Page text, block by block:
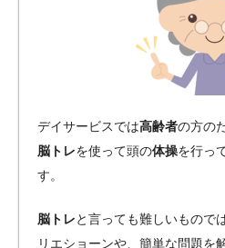
デイサービスでは高齢者の方の
脳トレを使って頭の体操を行っ
す。
脳トレと言っても難しいもので
リエショーンや、簡単な問題を